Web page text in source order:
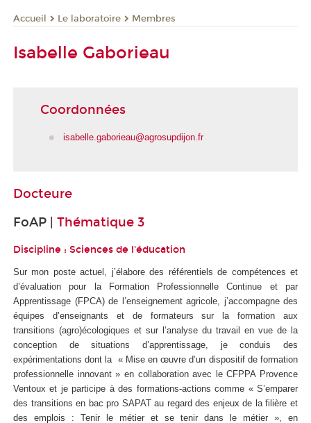
Accueil Le laboratoire Membres
Isabelle Gaborieau
Coordonnées
isabelle.gaborieau@agrosupdijon.fr
Docteure
FoAP | Thématique 3
Discipline : Sciences de l'éducation
Sur mon poste actuel, j’élabore des référentiels de compétences et
d’évaluation pour la Formation Professionnelle Continue et par
Apprentissage (FPCA) de l’enseignement agricole, j’accompagne des
équipes d’enseignants et de formateurs sur la formation aux
transitions (agro)écologiques et sur l’analyse du travail en vue de la
conception de situations d’apprentissage, je conduis des
expérimentations dont la « Mise en œuvre d’un dispositif de formation
professionnelle innovant » en collaboration avec le CFPPA Provence
Ventoux et je participe à des formations-actions comme « S’emparer
des transitions en bac pro SAPAT au regard des enjeux de la filière et
des emplois : Tenir le métier et se tenir dans le métier », en